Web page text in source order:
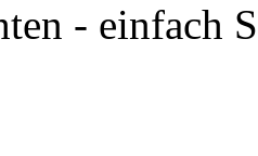
- einfach